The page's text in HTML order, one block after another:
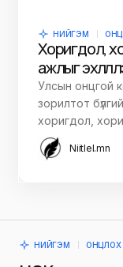
НИЙГЭМ
Хоригдол,
ажлыг
Улсын онцгой
зорилтот
хоригдол,
Niitlel.mn
НИЙГЭМ